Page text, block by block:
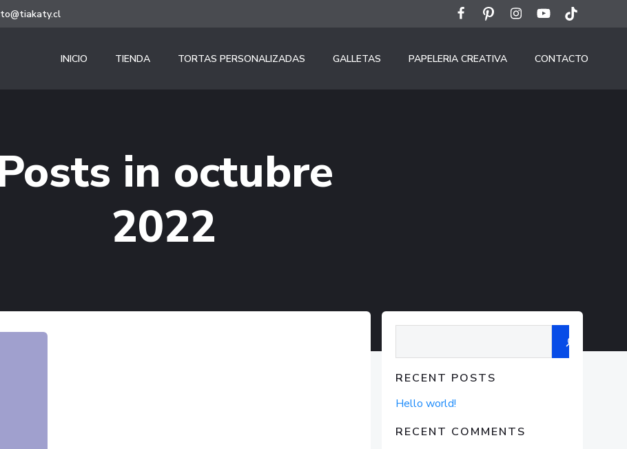
INICIO TIENDA TORTAS PERSONALIZADAS GALLETAS PAPELERIA CREATIVA CONTACTO
in octubre
2022
RECENT POSTS
Hello world!
RECENT COMMENTS